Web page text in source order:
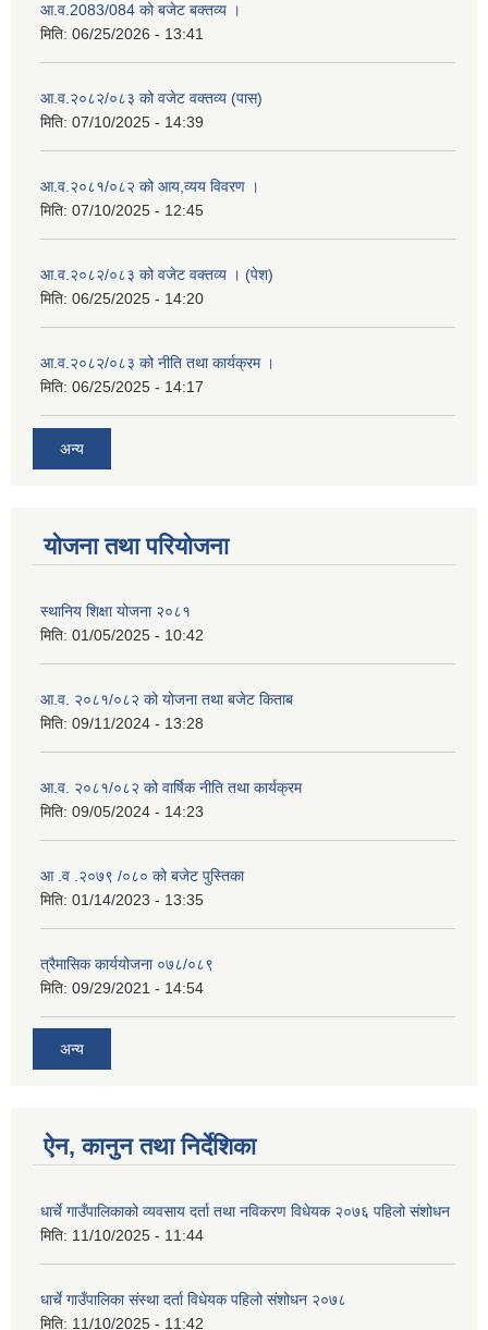
आ.व.2083/084 को बजेट बक्तव्य ।
मिति: 06/25/2026 - 13:41
आ.व.२०८२/०८३ को वजेट वक्तव्य (पास)
मिति: 07/10/2025 - 14:39
आ.व.२०८१/०८२ को आय,व्यय विवरण ।
मिति: 07/10/2025 - 12:45
आ.व.२०८२/०८३ को वजेट वक्तव्य । (पेश)
मिति: 06/25/2025 - 14:20
आ.व.२०८२/०८३ को नीति तथा कार्यक्रम ।
मिति: 06/25/2025 - 14:17
अन्य
योजना तथा परियोजना
स्थानिय शिक्षा योजना २०८१
मिति: 01/05/2025 - 10:42
आ.व. २०८१/०८२ को योजना तथा बजेट किताब
मिति: 09/11/2024 - 13:28
आ.व. २०८१/०८२ को वार्षिक नीति तथा कार्यक्रम
मिति: 09/05/2024 - 14:23
आ .व .२०७९ /०८० को बजेट पुस्तिका
मिति: 01/14/2023 - 13:35
त्रैमासिक कार्ययोजना ०७८/०८९
मिति: 09/29/2021 - 14:54
अन्य
ऐन, कानुन तथा निर्देशिका
धार्चे गाउँपालिकाको व्यवसाय दर्ता तथा नविकरण विधेयक २०७६ पहिलो संशोधन
मिति: 11/10/2025 - 11:44
धार्चे गाउँपालिका संस्था दर्ता विधेयक पहिलो संशोधन २०७८
मिति: 11/10/2025 - 11:42